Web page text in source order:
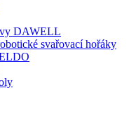
DAWELL
svařovací hořáky